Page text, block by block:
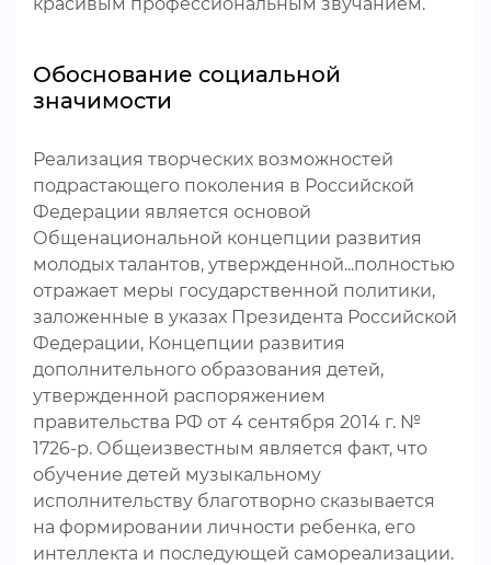
Обоснование социальной
значимости
Реализация творческих возможностей
подрастающего поколения в Российской
Федерации является основой
Общенациональной концепции развития
молодых талантов, утвержденной...полностью
отражает меры государственной политики,
заложенные в указах Президента Российской
Федерации, Концепции развития
дополнительного образования детей,
утвержденной распоряжением
правительства РФ от 4 сентября 2014 г. №
1726-р. Общеизвестным является факт, что
обучение детей музыкальному
исполнительству благотворно сказывается
на формировании личности ребенка, его
интеллекта и последующей самореализации.